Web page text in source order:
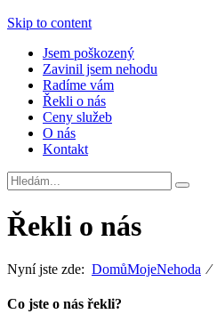
Skip to content
Jsem poškozený
Zavinil jsem nehodu
Radíme vám
Řekli o nás
Ceny služeb
O nás
Kontakt
Řekli o nás
Nyní jste zde: DomůMojeNehoda ⁄
Co jste o nás řekli?